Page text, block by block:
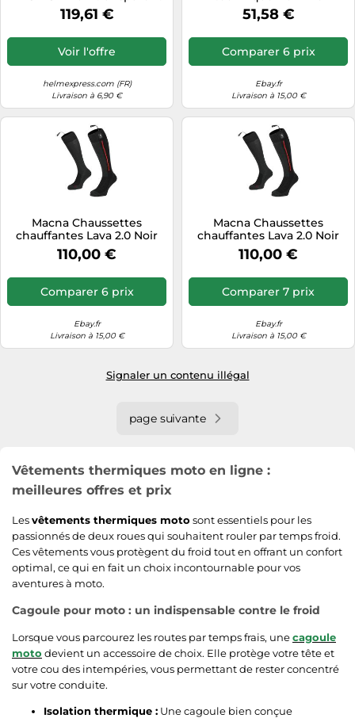
L
119,61 €
Voir l'offre
helmexpress.com (FR)
Livraison à 6,90 €
DRYARN® DRY LS Noir/Bleu
51,58 €
Comparer 6 prix
Ebay.fr
Livraison à 15,00 €
Macna Chaussettes
chauffantes Lava 2.0 Noir
Unisexe L
110,00 €
Comparer 6 prix
Ebay.fr
Livraison à 15,00 €
Macna Chaussettes
chauffantes Lava 2.0 Noir
Unisexe Taille S
110,00 €
Comparer 7 prix
Ebay.fr
Livraison à 15,00 €
Signaler un contenu illégal
page suivante
Vêtements thermiques moto en ligne :
meilleures offres et prix
Lesvêtements thermiques moto sont essentiels pour les
passionnés de deux roues qui souhaitent rouler par temps froid.
Ces vêtements vous protègent du froid tout en offrant un confort
optimal, ce qui en fait un choix incontournable pour vos
aventures à moto.
Cagoule pour moto : un indispensable contre le froid
Lorsque vous parcourez les routes par temps frais, unecagoule
moto devient un accessoire de choix. Elle protège votre tête et
votre cou des intempéries, vous permettant de rester concentré
sur votre conduite.
Isolation thermique : Une cagoule bien conçue